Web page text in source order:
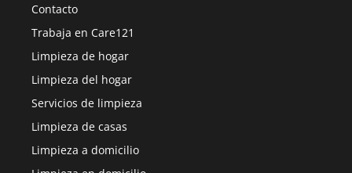
Contacto
Trabaja en Care121
Limpieza de hogar
Limpieza del hogar
Servicios de limpieza
Limpieza de casas
Limpieza a domicilio